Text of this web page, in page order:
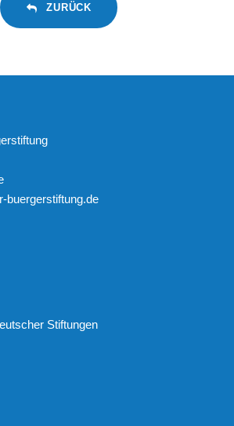
ZURÜCK
buergerstiftung.de
Stiftungen